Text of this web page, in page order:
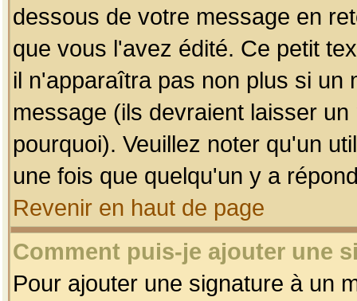
dessous de votre message en
que vous l'avez édité. Ce petit
il n'apparaîtra pas non plus si un
message (ils devraient laisser
pourquoi). Veuillez noter qu'un
une fois que quelqu'un y a
Revenir en haut de page
Comment puis-je ajouter une
Pour ajouter une signature à un